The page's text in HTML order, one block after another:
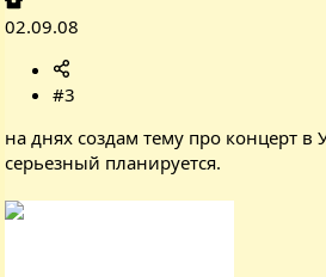
02.09.08
#3
на днях создам тему про концерт в
серьезный планируется.